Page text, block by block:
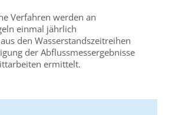
Verfahren werden an
einmal jährlich
den Wasserstandszeitreihen
der Abflussmessergebnisse
ermittelt.